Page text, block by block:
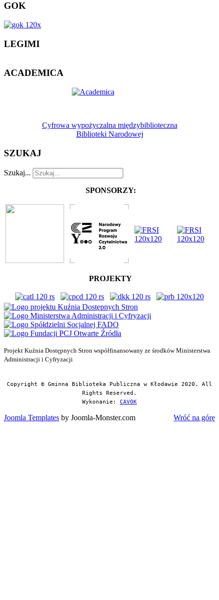
GOK
LEGIMI
ACADEMICA
Cyfrowa wypożyczalna międzybiblioteczna
Biblioteki Narodowej
SZUKAJ
Szukaj...
SPONSORZY:
PROJEKTY
Projekt Kuźnia Dostępnych Stron współfinansowany ze środków Ministerstwa
Administracji i Cyfryzacji
Copyright © Gminna Biblioteka Publiczna w Kłodawie 2020. All
Rights Reserved.
Wykonanie: CAVOK
Joomla Templates by Joomla-Monster.com Wróć na górę